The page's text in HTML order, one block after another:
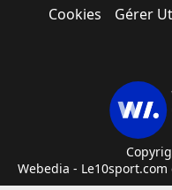
Cookies Gérer
Webedia -